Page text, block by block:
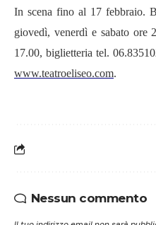
In scena fino al 17 febbraio.
giovedì, venerdì e sabato ore
17.00, biglietteria tel.
www.teatroeliseo.com.
Nessun commento